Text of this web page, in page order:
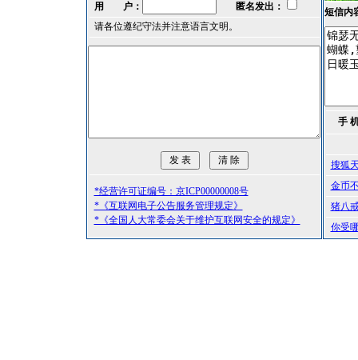
用 户：
匿名发出：
请各位遵纪守法并注意语言文明。
*经营许可证编号：京ICP00000008号
*《互联网电子公告服务管理规定》
*《全国人大常委会关于维护互联网安全的规定》
短信内
手
搜狐
金币
猪八
你受